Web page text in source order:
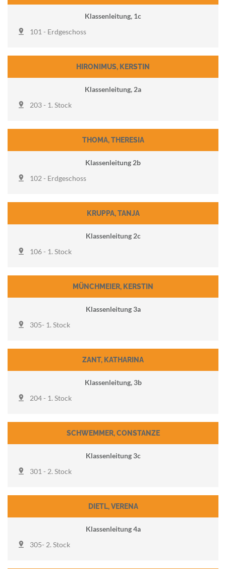
Klassenleitung, 1c
101 - Erdgeschoss
HIRONIMUS, KERSTIN
Klassenleitung, 2a
203 - 1. Stock
THOMA,THERESIA
Klassenleitung 2b
102 - Erdgeschoss
KRUPPA,TANJA
Klassenleitung 2c
106 - 1. Stock
MÜNCHMEIER, KERSTIN
Klassenleitung 3a
305- 1. Stock
ZANT, KATHARINA
Klassenleitung, 3b
204 - 1. Stock
SCHWEMMER,CONSTANZE
Klassenleitung 3c
301 - 2. Stock
DIETL,VERENA
Klassenleitung 4a
305- 2. Stock